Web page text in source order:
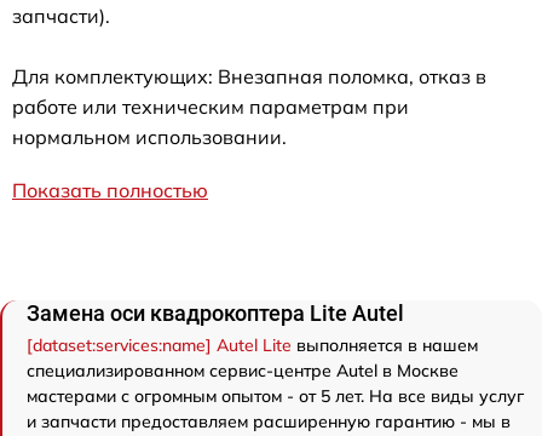
запчасти).
Для комплектующих: Внезапная поломка, отказ в
работе или техническим параметрам при
нормальном использовании.
Показать полностью
Замена оси квадрокоптера Lite Autel
[dataset:services:name] Autel Lite выполняется в нашем
специализированном сервис-центре Autel в Москве
мастерами с огромным опытом - от 5 лет. На все виды услуг
и запчасти предоставляем расширенную гарантию - мы в